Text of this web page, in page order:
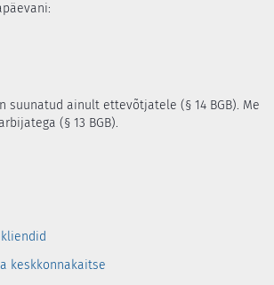
suunatud ainult ettevõtjatele (§ 14 BGB). Me
(§ 13 BGB).
keskkonnakaitse